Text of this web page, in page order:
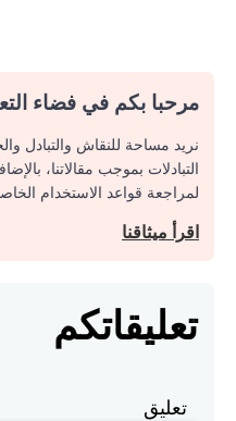
مرحبا بكم في فضاء
نريد مساحة للنقاش والتبادل
التبادلات بموجب مقالاتنا،
لمراجعة قواعد الاستخدام
اقرأ ميثاقنا
تعليقاتكم
تعليق